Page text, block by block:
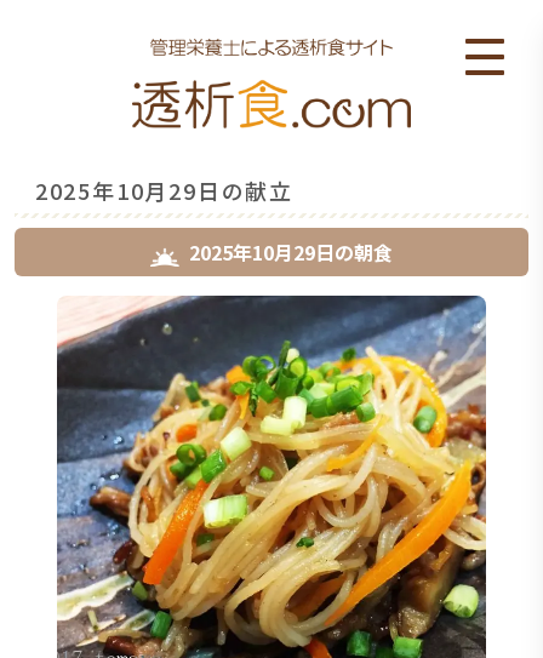
2025年10月29日の献立
2025年10月29日の朝食